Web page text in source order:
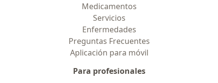
Medicamentos
Servicios
Enfermedades
Preguntas Frecuentes
Aplicación para móvil
Para profesionales